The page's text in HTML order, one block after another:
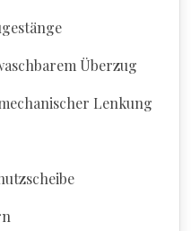
Überzug
Lenkung